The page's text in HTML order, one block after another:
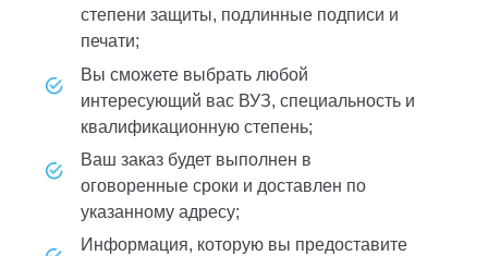
степени защиты, подлинные подписи и
печати;
вы сможете выбрать любой
интересующий вас ВУЗ, специальность и
квалификационную степень;
ваш заказ будет выполнен в
оговоренные сроки и доставлен по
указанному адресу;
информация, которую вы предоставите